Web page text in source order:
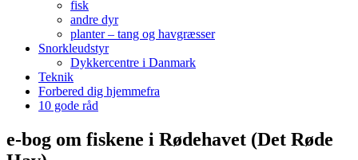
fisk
andre dyr
planter – tang og havgræsser
Snorkleudstyr
Dykkercentre i Danmark
Teknik
Forbered dig hjemmefra
10 gode råd
e-bog om fiskene i Rødehavet (Det Røde